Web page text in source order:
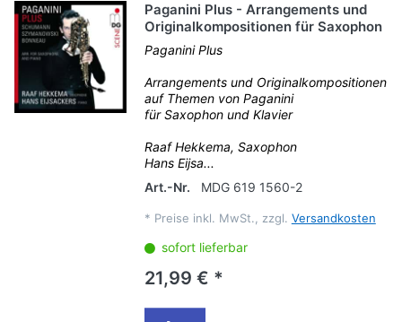
Paganini Plus - Arrangements und
Originalkompositionen für Saxophon
Paganini Plus
Arrangements und Originalkompositionen
auf Themen von Paganini
für Saxophon und Klavier
Raaf Hekkema, Saxophon
Hans Eijsa...
Art.-Nr.
MDG 619 1560-2
* Preise inkl. MwSt., zzgl. Versandkosten
sofort lieferbar
21,99 € *